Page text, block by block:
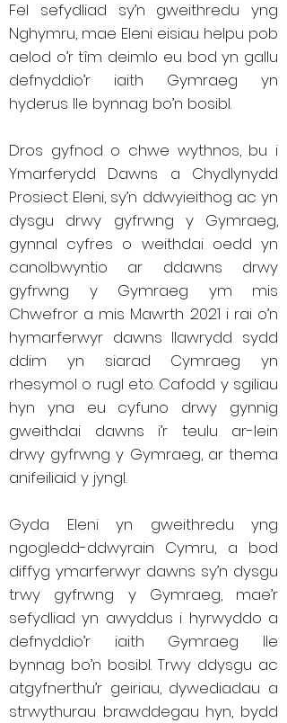
Fel sefydliad sy’n gweithredu yng
Nghymru, mae Eleni eisiau helpu pob
aelod o’r tîm deimlo eu bod yn gallu
defnyddio’r iaith Gymraeg yn
hyderus lle bynnag bo’n bosibl.
Dros gyfnod o chwe wythnos, bu i
Ymarferydd Dawns a Chydlynydd
Prosiect Eleni, sy’n ddwyieithog ac yn
dysgu drwy gyfrwng y Gymraeg,
gynnal cyfres o weithdai oedd yn
canolbwyntio ar ddawns drwy
gyfrwng y Gymraeg ym mis
Chwefror a mis Mawrth 2021 i rai o’n
hymarferwyr dawns llawrydd sydd
ddim yn siarad Cymraeg yn
rhesymol o rugl eto. Cafodd y sgiliau
hyn yna eu cyfuno drwy gynnig
gweithdai dawns i’r teulu ar-lein
drwy gyfrwng y Gymraeg, ar thema
anifeiliaid y jyngl.
Gyda Eleni yn gweithredu yng
ngogledd-ddwyrain Cymru, a bod
diffyg ymarferwyr dawns sy’n dysgu
trwy gyfrwng y Gymraeg, mae’r
sefydliad yn awyddus i hyrwyddo a
defnyddio’r iaith Gymraeg lle
bynnag bo’n bosibl. Trwy ddysgu ac
atgyfnerthu’r geiriau, dywediadau a
strwythurau brawddegau hyn, bydd